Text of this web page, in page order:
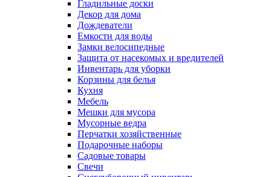
Гладильные доски
Декор для дома
Дождеватели
Емкости для воды
Замки велосипедные
Защита от насекомых и вредителей
Инвентарь для уборки
Корзины для белья
Кухня
Мебель
Мешки для мусора
Мусорные ведра
Перчатки хозяйственные
Подарочные наборы
Садовые товары
Свечи